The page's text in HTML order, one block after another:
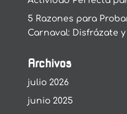
5 Razones para
Carnaval: Disfrázate
Archivos
julio 2026
junio 2025